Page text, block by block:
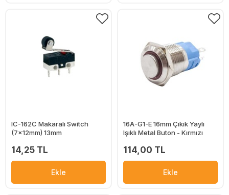
IC-162C Makaralı Switch
(7x12mm) 13mm
14,25 TL
Ekle
16A-G1-E 16mm Çıkık Yaylı
Işıklı Metal Buton - Kırmızı
114,00 TL
Ekle